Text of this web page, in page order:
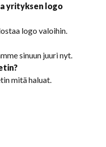
yrityksen logo
logo valoihin.
sinuun juuri nyt.
mitä haluat.